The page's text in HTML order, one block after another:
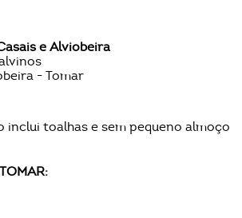
e Alviobeira
- Tomar
toalhas e sem pequeno almoço